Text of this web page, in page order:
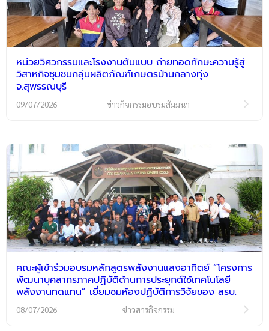
หน่วยวิศวกรรมและโรงงานต้นแบบ ถ่ายทอดทักษะความรู้สู่
วิสาหกิจชุมชนกลุ่มผลิตภัณฑ์เกษตรบ้านกลางทุ่ง
จ.สุพรรณบุรี
09/07/2026 ข่าวกิจกรรมอบรมสัมมนา
คณะผู้เข้าร่วมอบรมหลักสูตรพลังงานแสงอาทิตย์ “โครงการ
พัฒนาบุคลากรภาคปฏิบัติด้านการประยุกต์ใช้เทคโนโลยี
พลังงานทดแทน” เยี่ยมชมห้องปฏิบัติการวิจัยของ สรบ.
08/07/2026 ข่าวสารกิจกรรม